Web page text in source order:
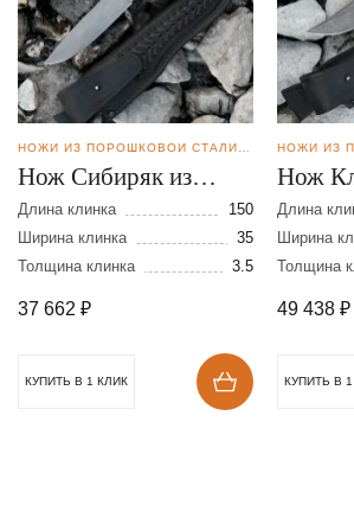
Нож Сибиряк из
стали CPM REX 121
Длина клинка
150
Ширина клинка
35
Толщина клинка
3.5
37 662 ₽
КУПИТЬ В 1 КЛИК
Нож
CPM
Длина
Ширина
Толщина
49 438 ₽
КУПИТЬ В